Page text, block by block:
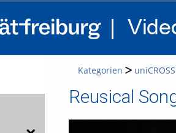
Kategorien uniCROSS
Reusical